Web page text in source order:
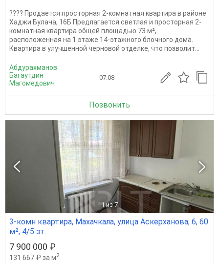
???? Продается просторная 2-комнатная квартира в районе
Хаджи Булача, 16Б Предлагается светлая и просторная 2-
комнатная квартира общей площадью 73 м²,
расположенная на 1 этаже 14-этажного блочного дома.
Квартира в улучшенной черновой отделке, что позволит...
Абдурахманов
Багаутдин
Магомедович
07.08
Позвонить
1 из 7
3-комн квартира, Махачкала, улица Аскерханова, 6, 60
м², 4/5 эт.
7 900 000 ₽
131 667 ₽ за м2